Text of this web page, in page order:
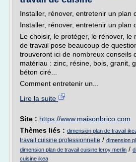
Installer, rénover, entretenir un plan
Installer, rénover, entretenir un plan
Le choisir, le protéger, le rénover, le
de travail pose beaucoup de
trouveront ici de nombreux conseils
matériau : zinc, résine, bois, granit,
béton ciré...
Comment entretenir un...
Lire la suite
Site : https://www.maisonbrico.com
Thèmes liés : dimension plan de travail
travail cuisine professionnelle / dimension
dimension plan de travail cuisine leroy merlin /
cuisine ikea